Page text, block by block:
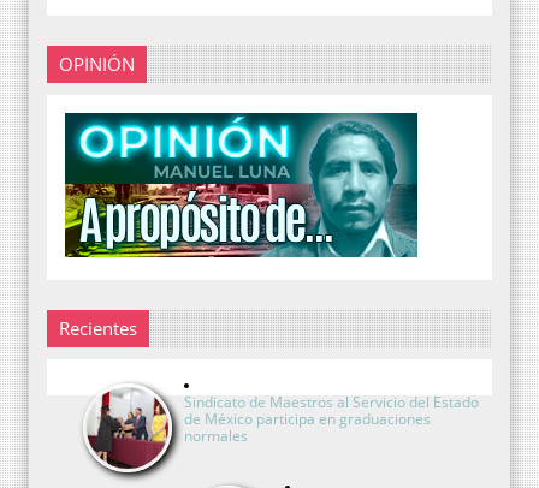
OPINIÓN
Recientes
Sindicato de Maestros al Servicio del Estado
de México participa en graduaciones
normales